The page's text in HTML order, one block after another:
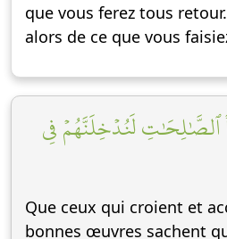
que vous ferez tous
alors de ce que vous
ٱلصَّٰلِحَٰتِ لَنُدۡخِلَنَّهُمۡ فِي
Que ceux qui croient et
bonnes œuvres sachent